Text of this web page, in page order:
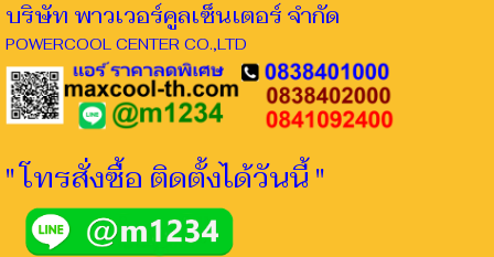
บริษัท พาวเวอร์คูลเซ็นเตอร์ จำกัด
POWERCOOL CENTER CO.,LTD
" โทรสั่งซื้อ ติดตั้งได้วันนี้ "